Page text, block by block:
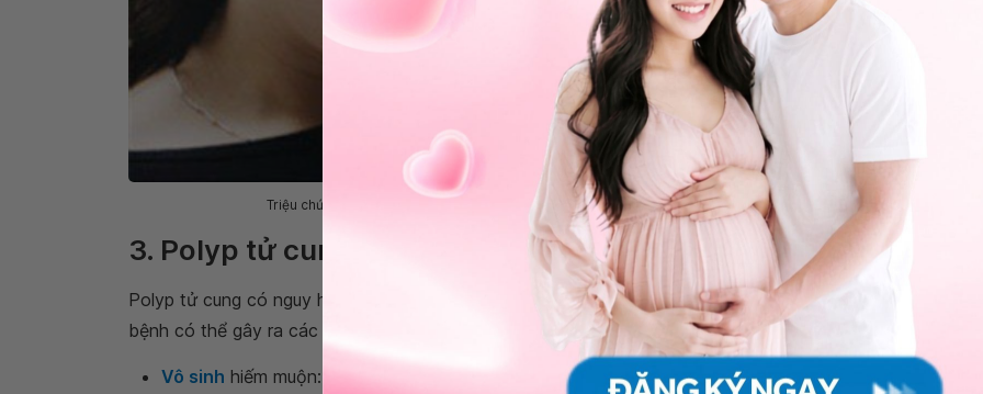
Triệu chứng polyp phổ biến nhất là kinh nguyệt không đều hoặc không dự đoán được.
3. Polyp tử cung có nguy hiểm không?
Polyp tử cung có nguy hiểm không? Câu trả lời là có, nếu không được phát hiện và điều trị kịp thời,
bệnh có thể gây ra các biến chứng nghiêm trọng, bao gồm:
Vô sinh hiếm muộn: Polyp lớn hoặc khối polyp có thể làm biến dạng nội mạc tử cung, gây